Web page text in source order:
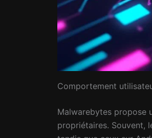
Comportement
Malwarebytes propose
propriétaires. Souvent,